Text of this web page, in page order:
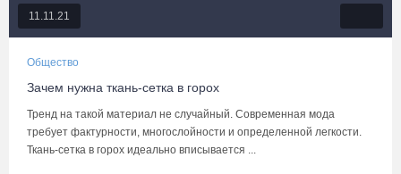
11.11.21
Общество
Зачем нужна ткань-сетка в горох
Тренд на такой материал не случайный. Современная мода
требует фактурности, многослойности и определенной легкости.
Ткань-сетка в горох идеально вписывается ...